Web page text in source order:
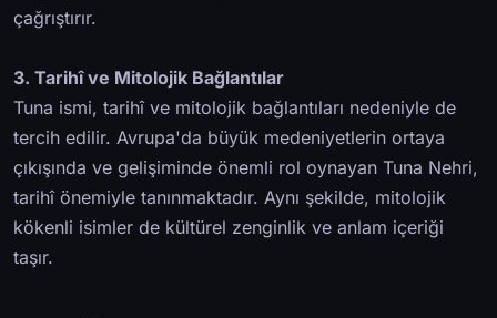
çağrıştırır.
3. Tarihî ve Mitolojik Bağlantılar
Tuna ismi, tarihî ve mitolojik bağlantıları nedeniyle de
tercih edilir. Avrupa'da büyük medeniyetlerin ortaya
çıkışında ve gelişiminde önemli rol oynayan Tuna Nehri,
tarihî önemiyle tanınmaktadır. Aynı şekilde, mitolojik
kökenli isimler de kültürel zenginlik ve anlam içeriği
taşır.